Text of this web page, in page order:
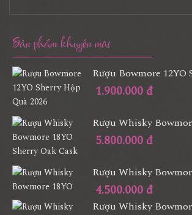
Sản phẩm khuyến mãi
Rượu Bowmore 12YO
1.900.000 đ
Rượu Whisky
5.800.000 đ
Rượu Whisky
4.500.000 đ
Rượu Whisky